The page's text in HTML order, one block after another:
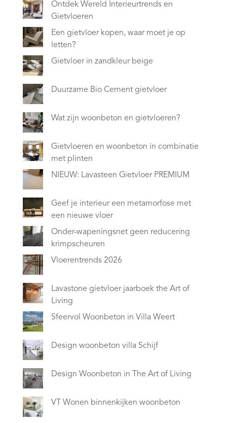
Ontdek Wereld Interieurtrends en
Gietvloeren
Een gietvloer kopen, waar moet je op
letten?
Gietvloer in zandkleur beige
Duurzame Bio Cement gietvloer
Wat zijn woonbeton en gietvloeren?
Gietvloeren en woonbeton in combinatie
met plinten
NIEUW: Lavasteen Gietvloer PREMIUM
Geef je interieur een metamorfose met
een nieuwe vloer
Onder-wapeningsnet geen reducering
krimpscheuren
Vloerentrends 2026
Lavastone gietvloer jaarboek the Art of
Living
Sfeervol Woonbeton in Villa Weert
Design woonbeton villa Schijf
Design Woonbeton in The Art of Living
VT Wonen binnenkijken woonbeton